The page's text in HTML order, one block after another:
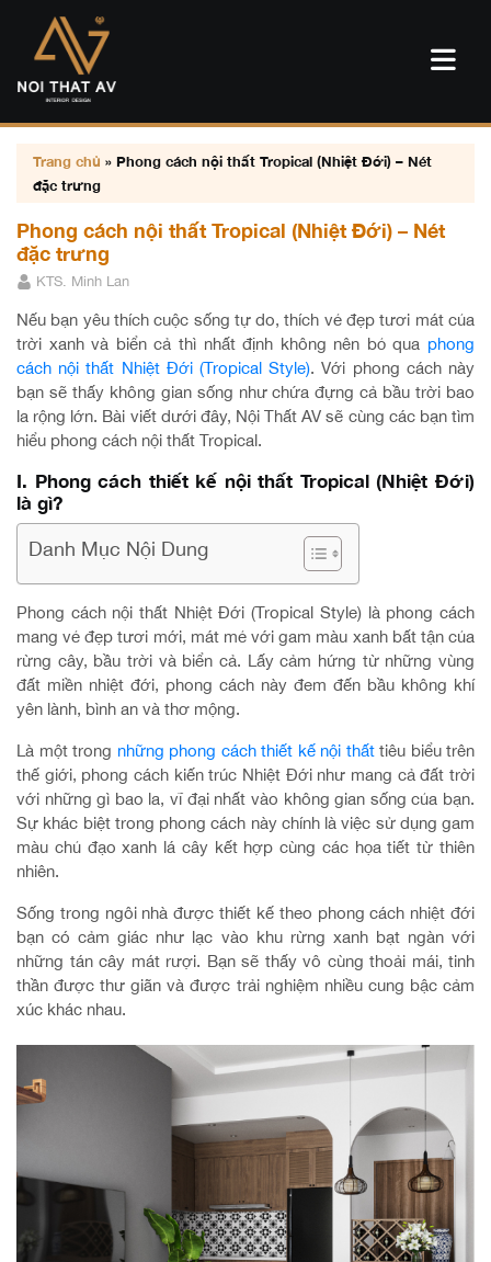
Trang chủ » Phong cách nội thất Tropical (Nhiệt Đới) – Nét
đặc trưng
Phong cách nội thất Tropical (Nhiệt Đới) – Nét
đặc trưng
KTS. Minh Lan
Nếu bạn yêu thích cuộc sống tự do, thích vẻ đẹp tươi mát của
trời xanh và biển cả thì nhất định không nên bỏ qua phong
cách nội thất Nhiệt Đới (Tropical Style). Với phong cách này
bạn sẽ thấy không gian sống như chứa đựng cả bầu trời bao
la rộng lớn. Bài viết dưới đây, Nội Thất AV sẽ cùng các bạn tìm
hiểu phong cách nội thất Tropical.
I. Phong cách thiết kế nội thất Tropical (Nhiệt Đới)
là gì?
Danh Mục Nội Dung
Phong cách nội thất Nhiệt Đới (Tropical Style) là phong cách
mang vẻ đẹp tươi mới, mát mẻ với gam màu xanh bất tận của
rừng cây, bầu trời và biển cả. Lấy cảm hứng từ những vùng
đất miền nhiệt đới, phong cách này đem đến bầu không khí
yên lành, bình an và thơ mộng.
Là một trong những phong cách thiết kế nội thấttiêu biểu trên
thế giới, phong cách kiến trúc Nhiệt Đới như mang cả đất trời
với những gì bao la, vĩ đại nhất vào không gian sống của bạn.
Sự khác biệt trong phong cách này chính là việc sử dụng gam
màu chủ đạo xanh lá cây kết hợp cùng các họa tiết từ thiên
nhiên.
Sống trong ngôi nhà được thiết kế theo phong cách nhiệt đới
bạn có cảm giác như lạc vào khu rừng xanh bạt ngàn với
những tán cây mát rượi. Bạn sẽ thấy vô cùng thoải mái, tinh
thần được thư giãn và được trải nghiệm nhiều cung bậc cảm
xúc khác nhau.